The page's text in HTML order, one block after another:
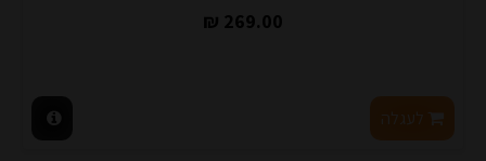
269.00 ₪
לעגלה